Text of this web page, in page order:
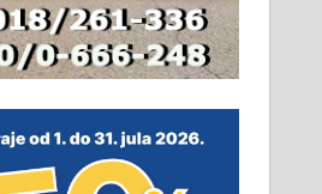
флотација Рудник
запошљава 20
рудара. Услови:
школа, пожељно
али не и
услов. Обезбеђен
превоз, исхрана.
– локал 22